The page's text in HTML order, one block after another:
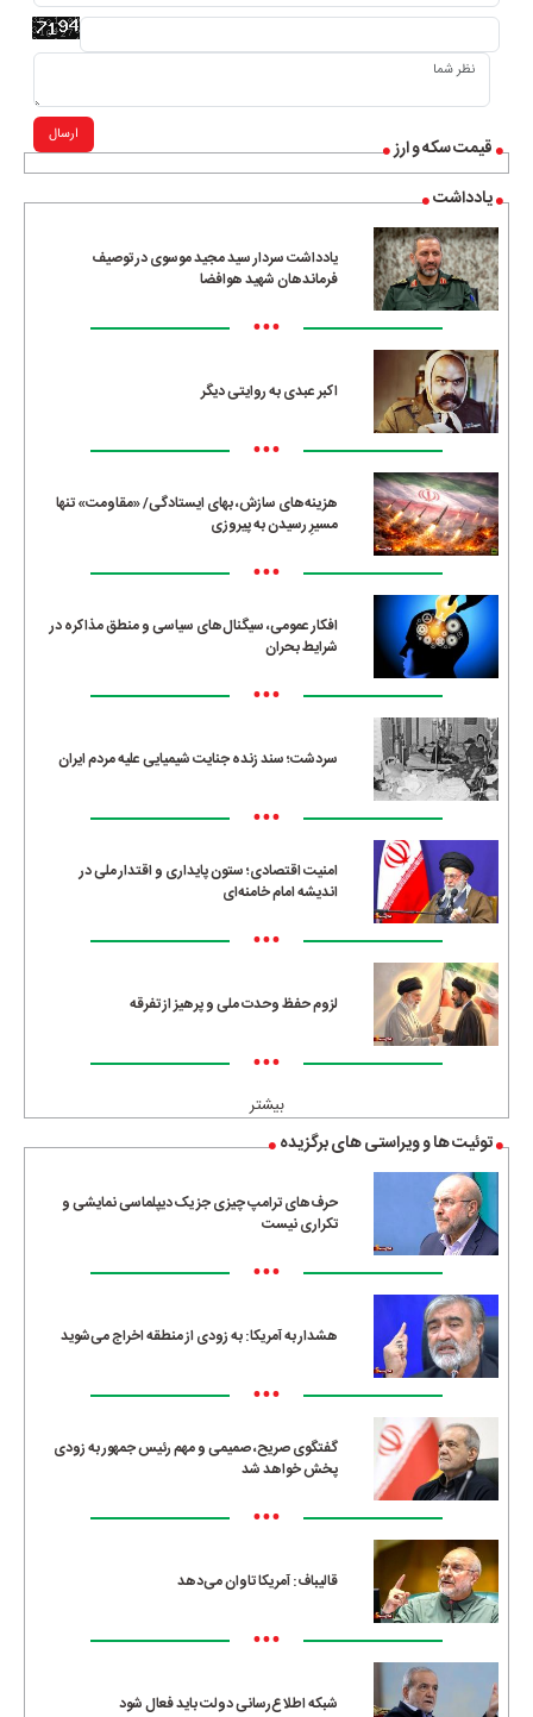
قیمت سکه و ارز
یادداشت
یادداشت سردار سید مجید موسوی در توصیف
فرماندهان شهید هوافضا
•••
اکبر عبدی به روایتی دیگر
•••
هزینه‌های سازش، بهای ایستادگی/ «مقاومت» تنها
مسیرِ رسیدن به پیروزی
•••
افکار عمومی، سیگنال‌های سیاسی و منطق مذاکره در
شرایط بحران
•••
سردشت؛ سند زنده جنایت شیمیایی علیه مردم ایران
•••
امنیت اقتصادی؛ ستون پایداری و اقتدار ملی در
اندیشه امام خامنه‌ای
•••
لزوم حفظ وحدت ملی و پرهیز از تفرقه
•••
بیشتر
توئیت ها و ویراستی های برگزیده
حرف‌های ترامپ چیزی جز یک دیپلماسی نمایشی و
تکراری نیست
•••
هشدار به آمریکا: به زودی از منطقه اخراج می‌شوید
•••
گفتگوی صریح، صمیمی و مهم رئیس جمهور به زودی
پخش خواهد شد
•••
قالیباف: آمریکا تاوان می‌دهد
•••
شبکه اطلاع‌رسانی دولت باید فعال شود
ارسال